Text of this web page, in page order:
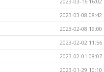
2023-03-08 08:42
2023-02-08 19:00
2023-02-02 11:56
2023-02-01 08:07
2023-01-29 10:10